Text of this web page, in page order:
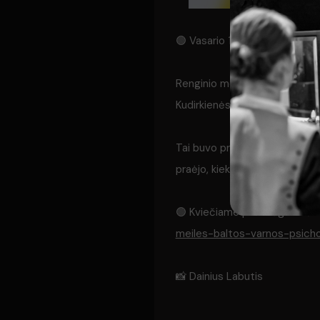
🟢 Vasario 14 d. klube „Stars
Renginio metu vyko grupės
Kudirkienės poezijos
Tai buvo proga įsikvėpti
praėjo, kiekviena diena gali
🟢 Kviečiame pasimėgauti
meiles-baltos-varnos-
📸 Dainius Labutis